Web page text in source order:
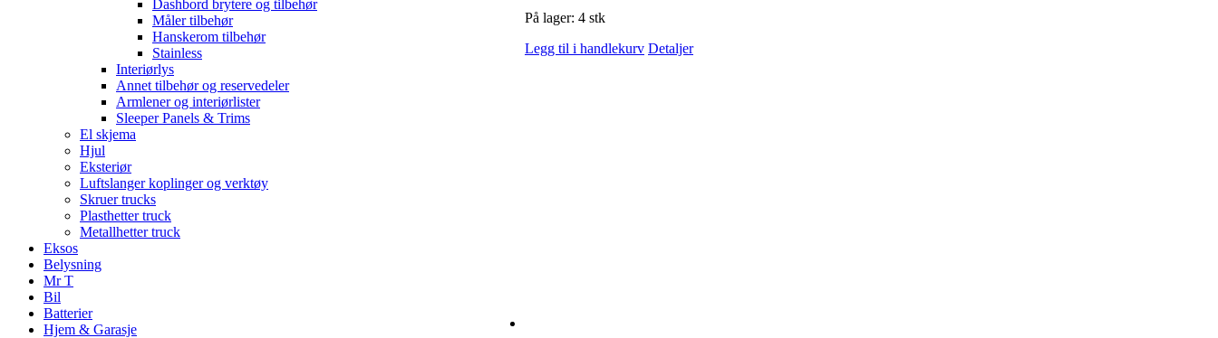
På lager: 4 stk
Legg til i handlekurv Detaljer
Dashbord brytere og tilbehør
Måler tilbehør
Hanskerom tilbehør
Stainless
Interiørlys
Annet tilbehør og reservedeler
Armlener og interiørlister
Sleeper Panels & Trims
El skjema
Hjul
Eksteriør
Luftslanger koplinger og verktøy
Skruer trucks
Plasthetter truck
Metallhetter truck
Eksos
Belysning
Mr T
Bil
Batterier
Hjem & Garasje